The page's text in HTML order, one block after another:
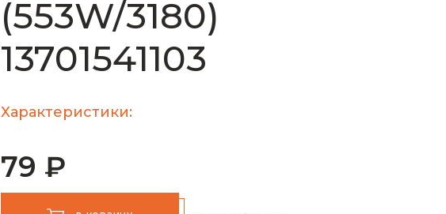
(553W/3180)
13701541103
Характеристики:
79 ₽